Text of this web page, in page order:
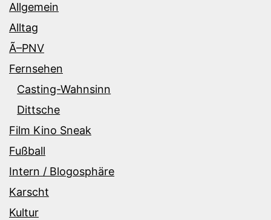
Allgemein
Alltag
Ã–PNV
Fernsehen
Casting-Wahnsinn
Dittsche
Film Kino Sneak
Fußball
Intern / Blogosphäre
Karscht
Kultur